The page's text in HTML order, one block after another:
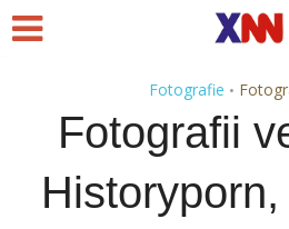
Fotografie •
Fotografii